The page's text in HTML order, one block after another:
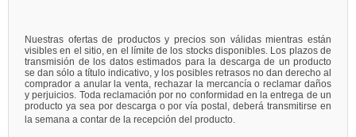
Nuestras ofertas de productos y precios son válidas mientras están
visibles en el sitio, en el límite de los stocks disponibles. Los plazos de
transmisión de los datos estimados para la descarga de un producto
se dan sólo a título indicativo, y los posibles retrasos no dan derecho al
comprador a anular la venta, rechazar la mercancía o reclamar daños
y perjuicios. Toda reclamación por no conformidad en la entrega de un
producto ya sea por descarga o por vía postal, deberá transmitirse en
la semana a contar de la recepción del producto.